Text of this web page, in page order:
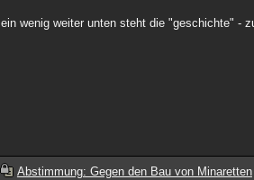
ein wenig weiter unten steht die "geschichte" -
Abstimmung: Gegen den Bau von Minaretten